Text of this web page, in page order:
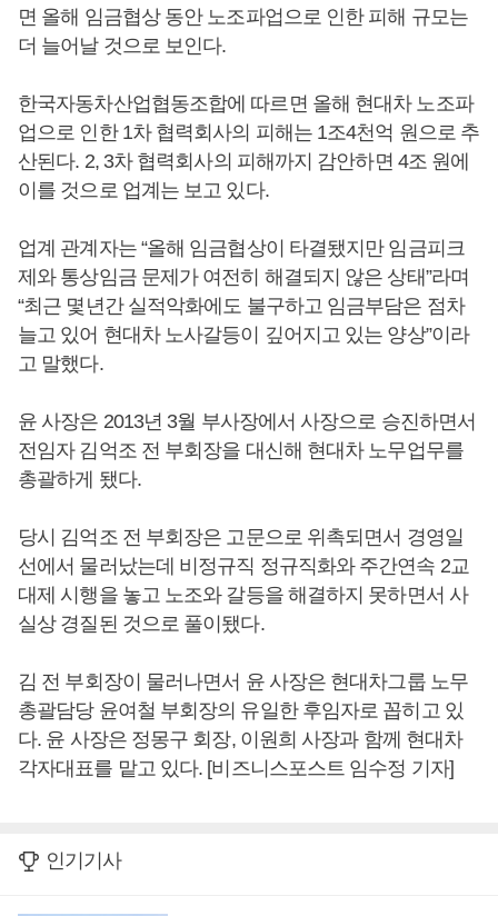
면 올해 임금협상 동안 노조파업으로 인한 피해 규모는
더 늘어날 것으로 보인다.
한국자동차산업협동조합에 따르면 올해 현대차 노조파
업으로 인한 1차 협력회사의 피해는 1조4천억 원으로 추
산된다. 2, 3차 협력회사의 피해까지 감안하면 4조 원에
이를 것으로 업계는 보고 있다.
업계 관계자는 “올해 임금협상이 타결됐지만 임금피크
제와 통상임금 문제가 여전히 해결되지 않은 상태”라며
“최근 몇년간 실적악화에도 불구하고 임금부담은 점차
늘고 있어 현대차 노사갈등이 깊어지고 있는 양상”이라
고 말했다.
윤 사장은 2013년 3월 부사장에서 사장으로 승진하면서
전임자 김억조 전 부회장을 대신해 현대차 노무업무를
총괄하게 됐다.
당시 김억조 전 부회장은 고문으로 위촉되면서 경영일
선에서 물러났는데 비정규직 정규직화와 주간연속 2교
대제 시행을 놓고 노조와 갈등을 해결하지 못하면서 사
실상 경질된 것으로 풀이됐다.
김 전 부회장이 물러나면서 윤 사장은 현대차그룹 노무
총괄담당 윤여철 부회장의 유일한 후임자로 꼽히고 있
다. 윤 사장은 정몽구 회장, 이원희 사장과 함께 현대차
각자대표를 맡고 있다. [비즈니스포스트 임수정 기자]
인기기사